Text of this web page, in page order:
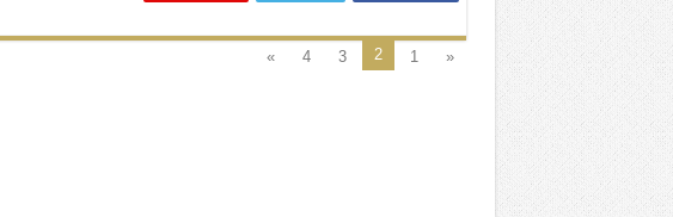
«
1
2
3
4
»